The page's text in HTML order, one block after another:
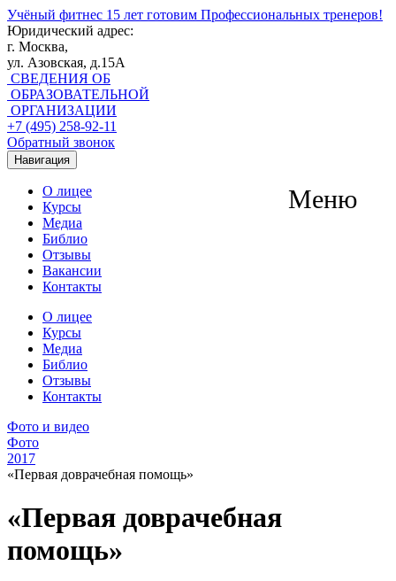
Учёный фитнес 15 лет готовим Профессиональных тренеров!
Юридический адрес:
г. Москва,
ул. Азовская, д.15А
СВЕДЕНИЯ ОБ
ОБРАЗОВАТЕЛЬНОЙ
ОРГАНИЗАЦИИ
+7 (495) 258-92-11
Обратный звонок
Навигация
Меню
О лицее
Курсы
Медиа
Библио
Отзывы
Вакансии
Контакты
О лицее
Курсы
Медиа
Библио
Отзывы
Контакты
Фото и видео
Фото
2017
«Первая доврачебная помощь»
«Первая доврачебная
помощь»